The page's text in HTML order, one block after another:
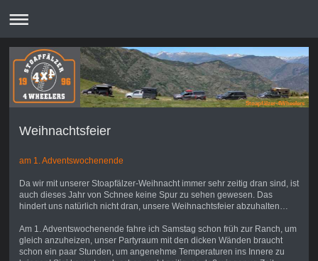
Stoapfälzer-4Wheelers
Weihnachtsfeier
am 1. Adventswochenende
Da wir mit unserer Stoapfälzer-Weihnacht immer sehr zeitig dran sind, ist
auch dieses Jahr von Schnee keine Spur zu sehen gewesen. Das
hindert uns natürlich nicht dran, unsere Weihnachtsfeier abzuhalten…
Am 1. Adventswochenende fahre ich Samstag schon früh zur Ranch, um
gleich anzuheizen, unser Partyraum mit den dicken Wänden braucht
schon ein paar Stunden, um angenehme Temperaturen ins Innere zu